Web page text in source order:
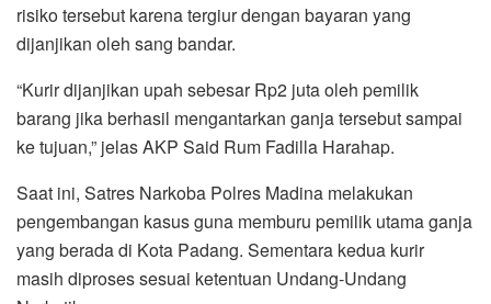
risiko tersebut karena tergiur dengan bayaran yang
dijanjikan oleh sang bandar.
“Kurir dijanjikan upah sebesar Rp2 juta oleh pemilik
barang jika berhasil mengantarkan ganja tersebut sampai
ke tujuan,” jelas AKP Said Rum Fadilla Harahap.
Saat ini, Satres Narkoba Polres Madina melakukan
pengembangan kasus guna memburu pemilik utama ganja
yang berada di Kota Padang. Sementara kedua kurir
masih diproses sesuai ketentuan Undang-Undang